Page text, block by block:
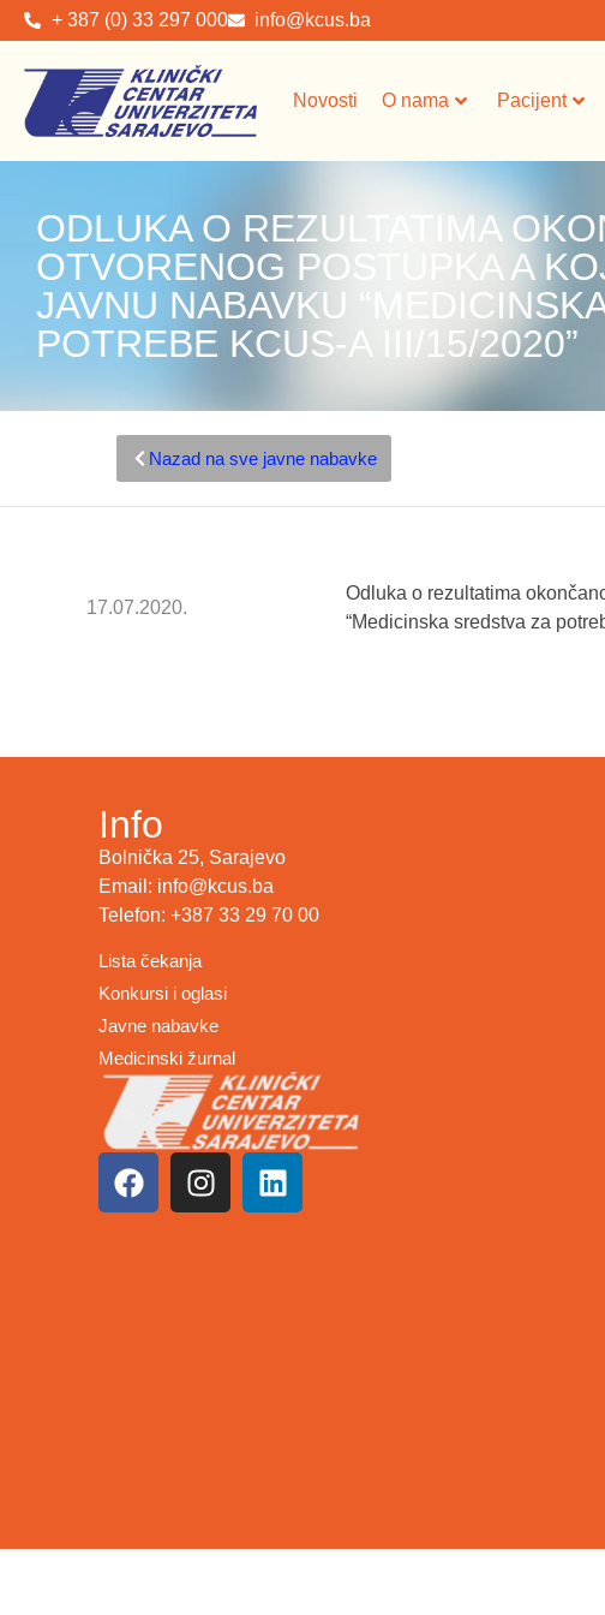
+ 387 (0) 33 297 000 info@kcus.ba
Novosti O nama Pacijent
ODLUKA O REZULTATIMA
OTVORENOG POSTUPKA A
JAVNU NABAVKU
POTREBE KCUS-A III/15/2020”
Nazad na sve javne nabavke
17.07.2020.
Odluka o rezultatima
“Medicinska sredstva za
Info
Bolnička 25, Sarajevo
Email: info@kcus.ba
Telefon: +387 33 29 70 00
Lista čekanja
Konkursi i oglasi
Javne nabavke
Medicinski žurnal